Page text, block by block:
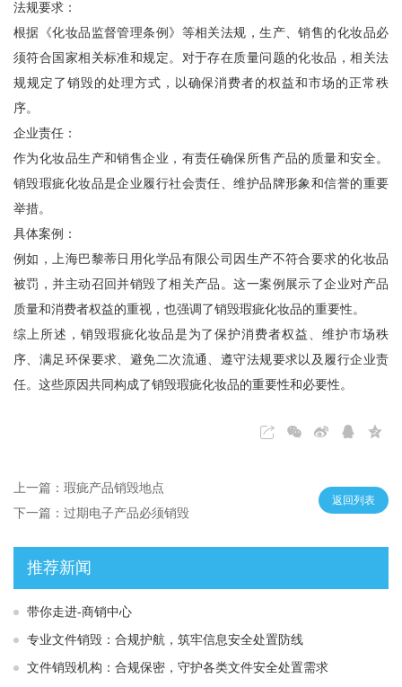
法规要求：
根据《化妆品监督管理条例》等相关法规，生产、销售的化妆品必
须符合国家相关标准和规定。对于存在质量问题的化妆品，相关法
规规定了销毁的处理方式，以确保消费者的权益和市场的正常秩
序。
企业责任：
作为化妆品生产和销售企业，有责任确保所售产品的质量和安全。
销毁瑕疵化妆品是企业履行社会责任、维护品牌形象和信誉的重要
举措。
具体案例：
例如，上海巴黎蒂日用化学品有限公司因生产不符合要求的化妆品
被罚，并主动召回并销毁了相关产品。这一案例展示了企业对产品
质量和消费者权益的重视，也强调了销毁瑕疵化妆品的重要性。
综上所述，销毁瑕疵化妆品是为了保护消费者权益、维护市场秩
序、满足环保要求、避免二次流通、遵守法规要求以及履行企业责
任。这些原因共同构成了销毁瑕疵化妆品的重要性和必要性。
上一篇：瑕疵产品销毁地点
下一篇：过期电子产品必须销毁
返回列表
推荐新闻
带你走进-商销中心
专业文件销毁：合规护航，筑牢信息安全处置防线
文件销毁机构：合规保密，守护各类文件安全处置需求